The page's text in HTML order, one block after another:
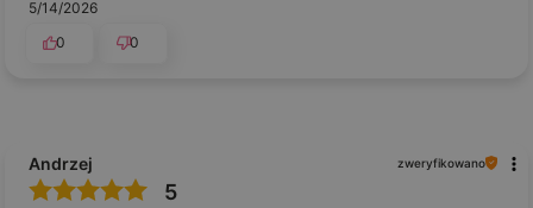
5/14/2026
0
0
Andrzej zweryfikowano
5